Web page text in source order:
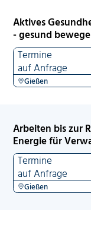
Aktives
- gesund
Termine
auf Anfrage
Gießen
Arbeiten bis zur
Energie für
Termine
auf Anfrage
Gießen